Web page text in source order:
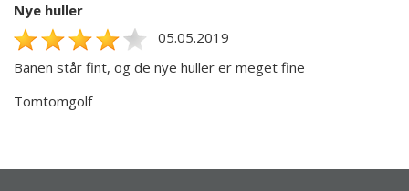
Nye huller
05.05.2019
Banen står fint, og de nye huller er meget fine
Tomtomgolf